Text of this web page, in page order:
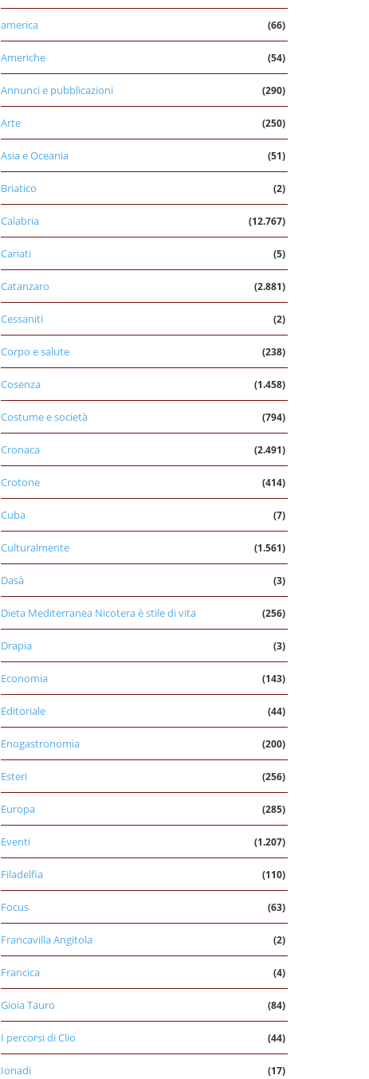
america (66)
Americhe (54)
Annunci e pubblicazioni (290)
Arte (250)
Asia e Oceania (51)
Briatico (2)
Calabria (12.767)
Cariati (5)
Catanzaro (2.881)
Cessaniti (2)
Corpo e salute (238)
Cosenza (1.458)
Costume e società (794)
Cronaca (2.491)
Crotone (414)
Cuba (7)
Culturalmente (1.561)
Dasà (3)
Dieta Mediterranea Nicotera è stile di vita (256)
Drapia (3)
Economia (143)
Editoriale (44)
Enogastronomia (200)
Esteri (256)
Europa (285)
Eventi (1.207)
Filadelfia (110)
Focus (63)
Francavilla Angitola (2)
Francica (4)
Gioia Tauro (84)
I percorsi di Clio (44)
Ionadi (17)